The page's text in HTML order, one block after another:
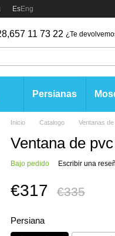
EsEng
657 11 73 22 ¿Te
Persianas
Inicio Catalogo Ventanas de
Ventana de
Bajo pedido Escribir una
€317 €335
Persiana